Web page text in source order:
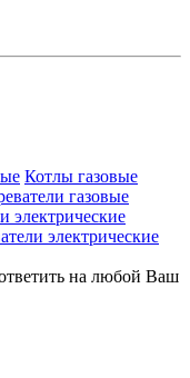
Котлы газовые
газовые
электрические
электрические
на любой Ваш